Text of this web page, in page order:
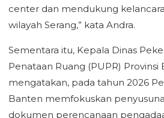
center dan mendukung
wilayah Serang,” kata Andra.
Sementara itu, Kepala Dinas
Penataan Ruang (PUPR)
mengatakan, pada tahun 2026
Banten memfokuskan
dokumen perencanaan